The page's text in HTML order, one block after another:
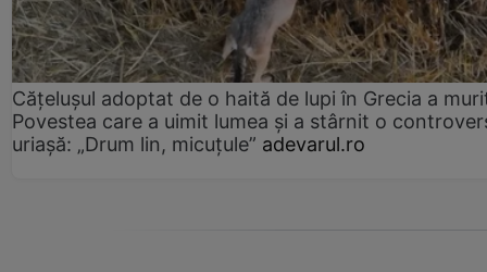
Cățelușul adoptat de o haită de lupi în Grecia a
Povestea care a uimit lumea și a stârnit o
uriașă: „Drum lin, micuțule” adevarul.ro